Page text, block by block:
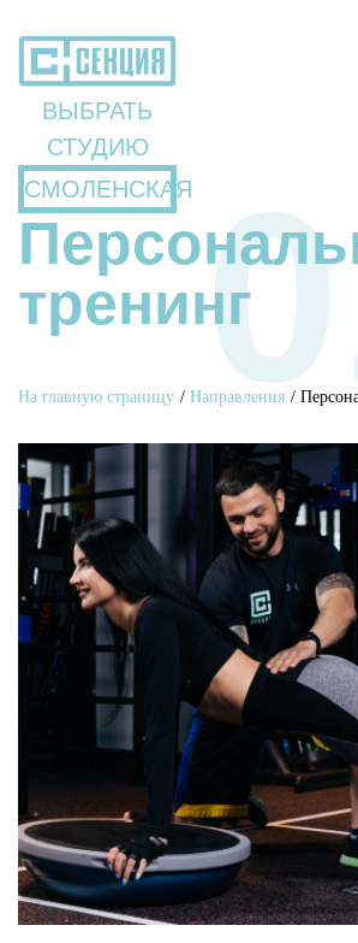
ВЫБРАТЬ
СТУДИЮ
СМОЛЕНСКАЯ
тренинг
На главную страницу / Направления /